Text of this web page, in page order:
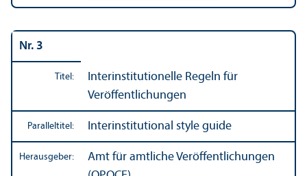
Nr. 3
Titel:
Interinstitutionelle Regeln für
Veröffentlichungen
Paralleltitel: Interinstitutional style guide
Herausgeber:
Amt für amtliche Veröffentlichungen